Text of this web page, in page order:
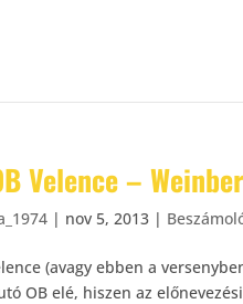
Velence –
| nov 5, 2013 |
(avagy ebben a
OB elé, hiszen az